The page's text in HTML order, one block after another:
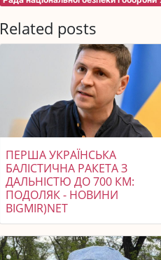
Related posts
ПЕРША УКРАЇНСЬКА
БАЛІСТИЧНА РАКЕТА З
ДАЛЬНІСТЮ ДО 700 КМ:
ПОДОЛЯК - НОВИНИ
BIGMIR)NET